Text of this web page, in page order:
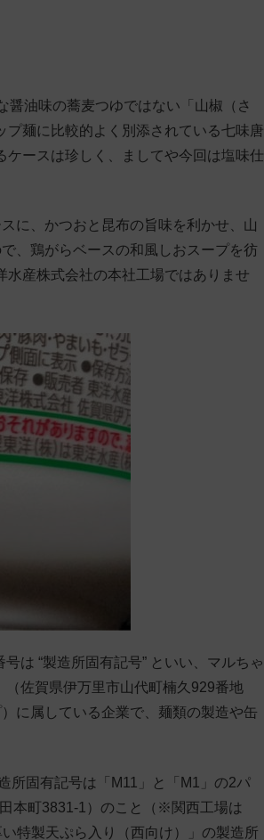
醤油味の蕎麦つゆではない「山椒（さ
麺に比較的よく別添されている七味唐
ースは珍しく、ましてや今回は塩味仕
に、かつおと昆布の旨味を利かせ、山
、鶏がらベースの和風しおスープを彷
産株式会社の本社工場ではありませ
は “製造所固有記号” といい、マルちゃ
佐賀県伊万里市山代町楠久929番地
に属している企業で、麺類の製造や缶
所固有記号は「M11」と「M1」の2パ
本町3831-1）のこと（※関西工場は
特製天ぷら入り（西向け）」の製造所